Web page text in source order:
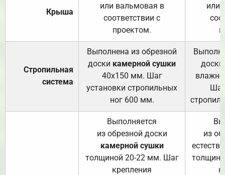
Крыша
или вальмовая в
соответствии с
проектом.
или
Стропильная
система
Выполнена из обрезной
доски камерной сушки
40х150 мм. Шаг
установки стропильных
ног 600 мм.
доски
Выполняется
из обрезной доски
камерной сушки
толщиной 20-22 мм. Шаг
крепления
из